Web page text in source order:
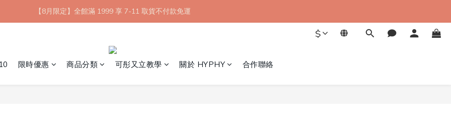
【8月限定】全館滿 1999 享 7-11 取貨不付款免運
【8月限定】全館滿 1999 享 7-11 取貨不付款免運
新會員首購 7-11 店到店免運 點我成為HYPHY Girl
$
限時優惠 商品分類 可彤又立教學 關於 HYPHY 合作聯絡